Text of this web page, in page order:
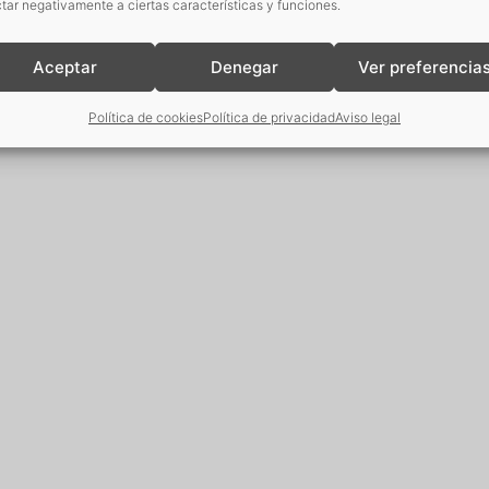
negativamente a ciertas características y funciones.
Aceptar Denegar Ver
Política de cookiesPolítica de privacidadAviso legal